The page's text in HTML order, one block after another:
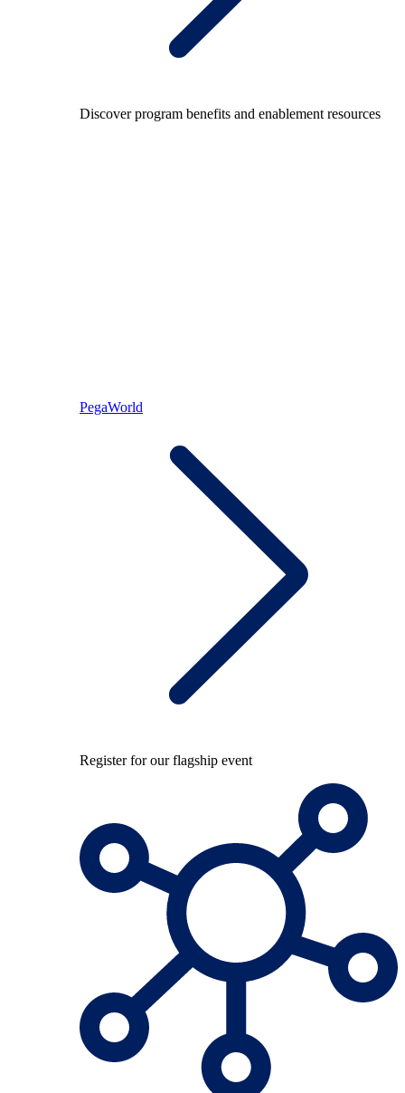
Discover program benefits and enablement resources
PegaWorld
Register for our flagship event